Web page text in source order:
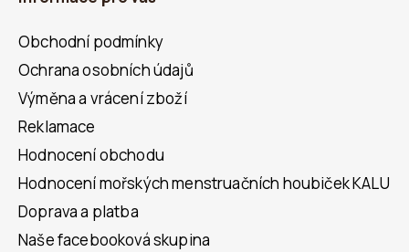
Obchodní podmínky
Ochrana osobních údajů
Výměna a vrácení zboží
Reklamace
Hodnocení obchodu
Hodnocení mořských menstruačních houbiček KALU
Doprava a platba
Naše facebooková skupina